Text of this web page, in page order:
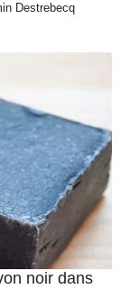
Destrebecq
noir dans